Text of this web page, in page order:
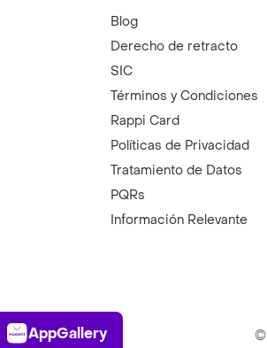
Blog
Derecho de retracto
SIC
Términos y Condiciones
Rappi Card
Políticas de Privacidad
Tratamiento de Datos
PQRs
Información Relevante
AppGallery
AppGallery ©